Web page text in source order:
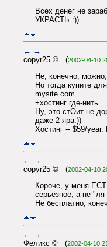
Всех денег не
УКРАСТЬ :))
← →
copyr25 © (2002-04-10
Не, конечно,
Но тогда купите
mysite.com.
+хостинг где-нить.
Ну, это стОит не
даже 2 яра:))
Хостинг -- $59/year.
← →
copyr25 © (2002-04-10
Короче, у меня
серьёзное, а не
Не бесплатно,
← →
Феликс © (2002-04-10